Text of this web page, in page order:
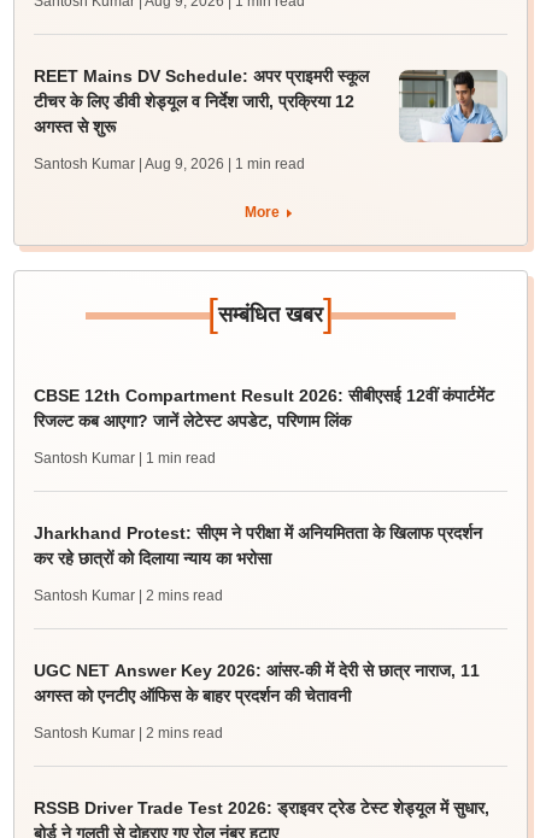
REET Mains DV Schedule: अपर प्राइमरी स्कूल
टीचर के लिए डीवी शेड्यूल व निर्देश जारी, प्रक्रिया 12
अगस्त से शुरू
Santosh Kumar | Aug 9, 2026 | 1 min read
More
[सम्बंधित खबर]
CBSE 12th Compartment Result 2026: सीबीएसई 12वीं कंपार्टमेंट
रिजल्ट कब आएगा? जानें लेटेस्ट अपडेट, परिणाम लिंक
Santosh Kumar | 1 min read
Jharkhand Protest: सीएम ने परीक्षा में अनियमितता के खिलाफ प्रदर्शन
कर रहे छात्रों को दिलाया न्याय का भरोसा
Santosh Kumar | 2 mins read
UGC NET Answer Key 2026: आंसर-की में देरी से छात्र नाराज, 11
अगस्त को एनटीए ऑफिस के बाहर प्रदर्शन की चेतावनी
Santosh Kumar | 2 mins read
RSSB Driver Trade Test 2026: ड्राइवर ट्रेड टेस्ट शेड्यूल में सुधार,
बोर्ड ने गलती से दोहराए गए रोल नंबर हटाए